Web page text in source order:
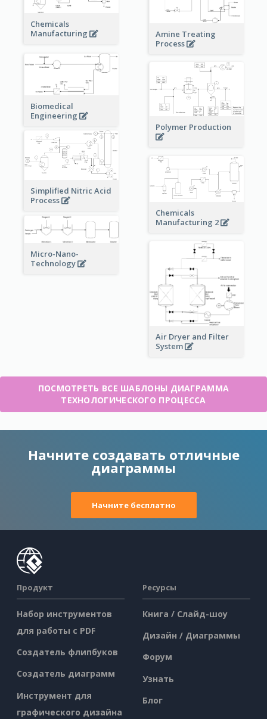
Amine Treating
Process
Chemicals
Manufacturing
Biomedical
Engineering
Polymer Production
Simplified Nitric Acid
Process
Chemicals
Manufacturing 2
Micro-Nano-
Technology
Air Dryer and Filter
System
ПОСМОТРЕТЬ ВСЕ ШАБЛОНЫ ДИАГРАММА
ТЕХНОЛОГИЧЕСКОГО ПРОЦЕССА
Начните создавать отличные
диаграммы
Начните бесплатно
Продукт
Набор инструментов
для работы с PDF
Создатель флипбуков
Создатель диаграмм
Инструмент для
графического дизайна
Ресурсы
Книга / Слайд-шоу
Дизайн / Диаграммы
Форум
Узнать
Блог